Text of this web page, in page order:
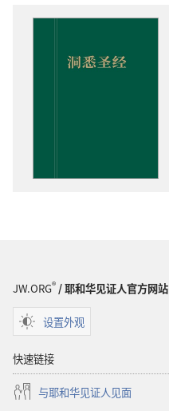
JW.ORG®/ 耶和华见证人官方网站
设置外观
快速链接
与耶和华见证人见面